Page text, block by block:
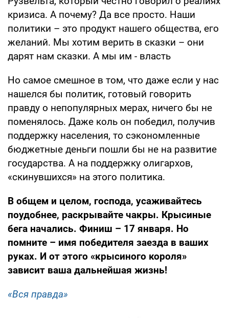
кризиса. А почему? Да все просто. Наши
политики – это продукт нашего общества, его
желаний. Мы хотим верить в сказки – они
дарят нам сказки. А мы им - власть
Но самое смешное в том, что даже если у нас
нашелся бы политик, готовый говорить
правду о непопулярных мерах, ничего бы не
поменялось. Даже коль он победил, получив
поддержку населения, то сэкономленные
бюджетные деньги пошли бы не на развитие
государства. А на поддержку олигархов,
«скинувшихся» на этого политика.
В общем и целом, господа, усаживайтесь
поудобнее, раскрывайте чакры. Крысиные
бега начались. Финиш – 17 января. Но
помните – имя победителя заезда в ваших
руках. И от этого «крысиного короля»
зависит ваша дальнейшая жизнь!
«Вся правда»